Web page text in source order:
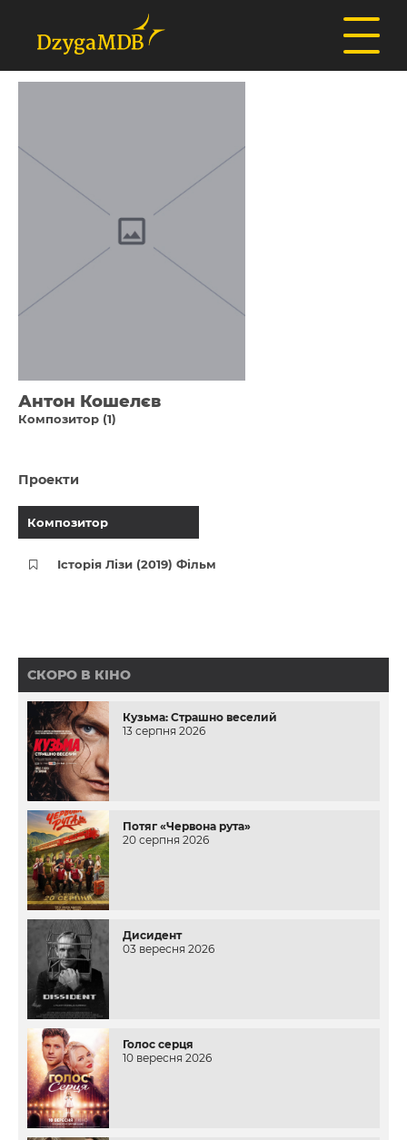
Антон Кошелєв
Композитор (1)
Проекти
Композитор
Історія Лізи (2019) Фільм
СКОРО В КІНО
Кузьма: Страшно веселий
13 серпня 2026
Потяг «Червона рута»
20 серпня 2026
Дисидент
03 вересня 2026
Голос серця
10 вересня 2026